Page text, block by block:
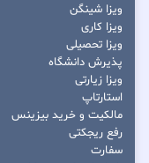
ویزا شینگن
ویزا کاری
ویزا تحصیلی
پذیرش دانشگاه
ویزا زیارتی
استارتاپ
مالکیت و خرید بیزینس
رفع ریجکتی
سفارت